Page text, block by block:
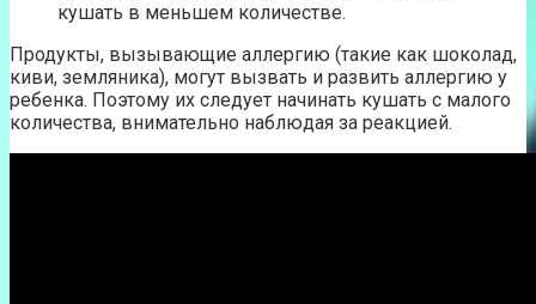
кушать в меньшем количестве.
Продукты, вызывающие аллергию (такие как шоколад,
киви, земляника), могут вызвать и развить аллергию у
ребенка. Поэтому их следует начинать кушать с малого
количества, внимательно наблюдая за реакцией.